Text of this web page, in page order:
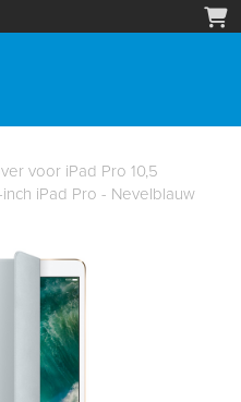
voor iPad Pro 10,5
iPad Pro - Nevelblauw